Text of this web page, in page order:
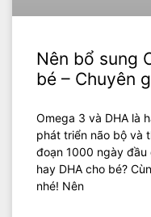
Nên bổ sung
bé – Chuyên
Omega 3 và DHA là
phát triển não bộ và
đoạn 1000 ngày đầu
hay DHA cho bé?
nhé! Nên